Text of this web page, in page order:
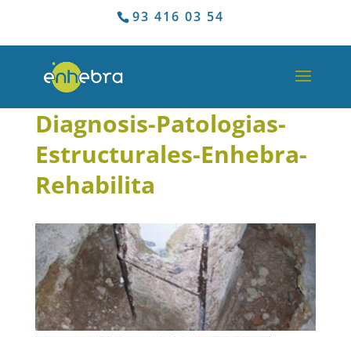
93 416 03 54
Diagnosis-Patologias-
Estructurales-Enhebra-
Rehabilita